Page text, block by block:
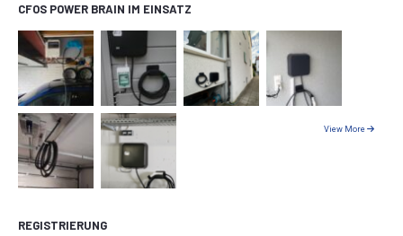
CFOS POWER BRAIN IM EINSATZ
View More
REGISTRIERUNG